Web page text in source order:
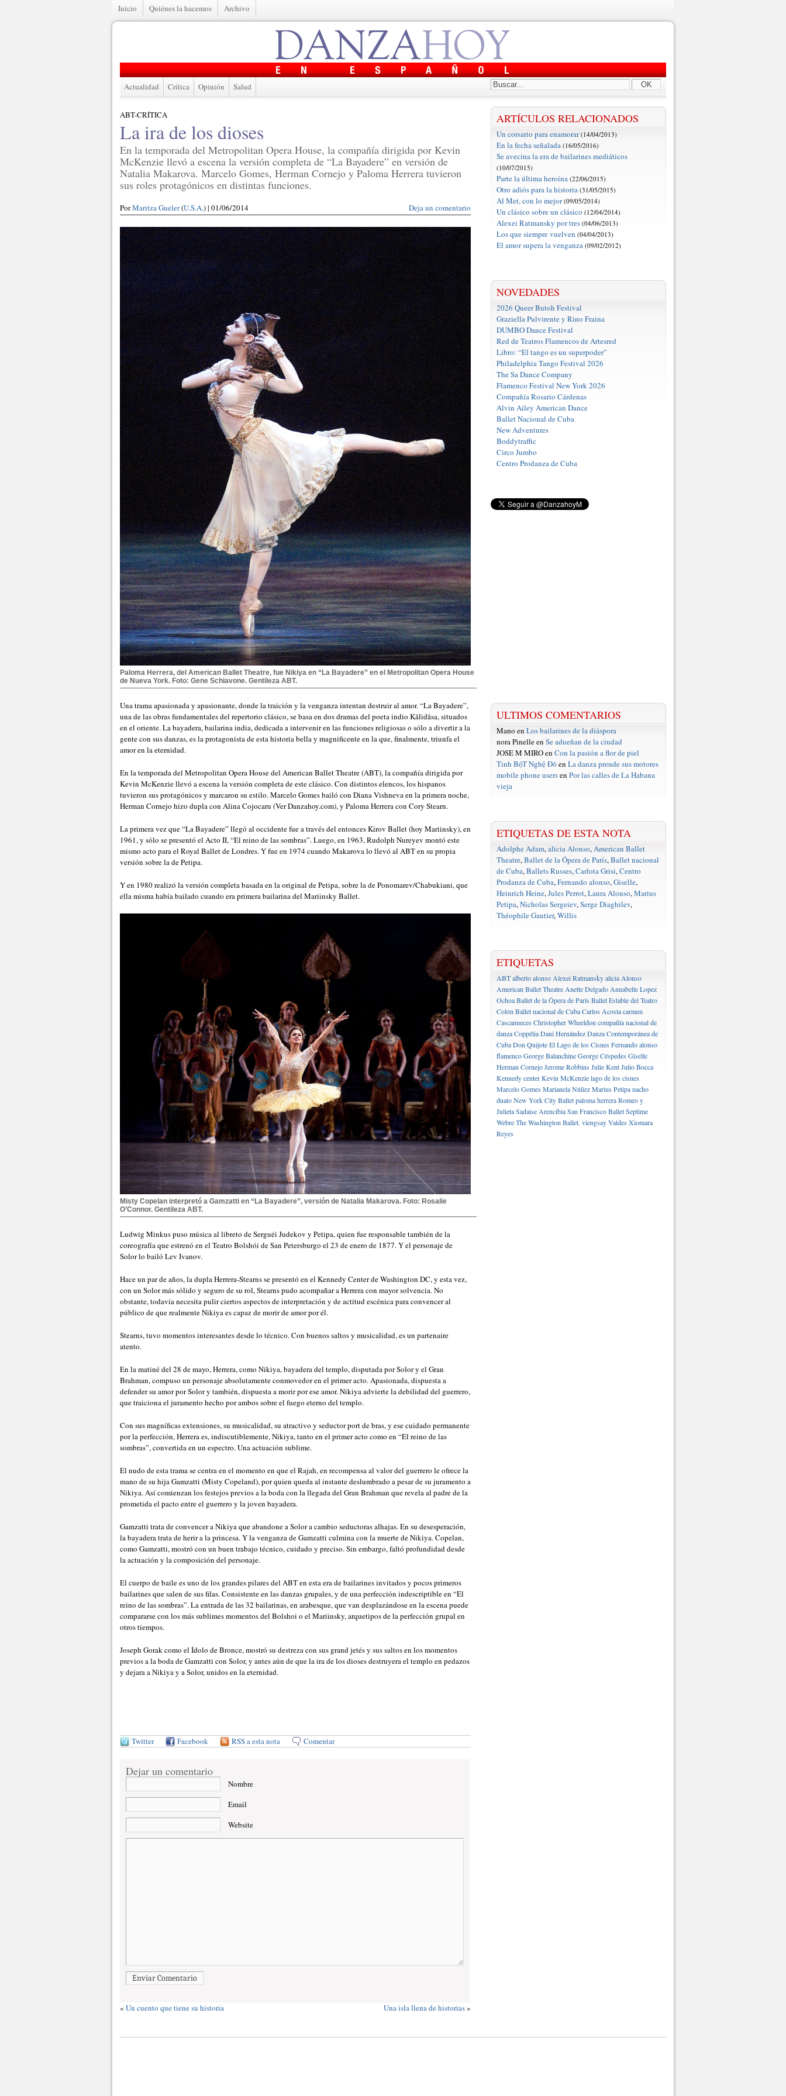
Inicio Quiénes la hacemos Archivo
OK
Actualidad Crítica Opinión Salud
ABT-CRÍTICA
La ira de los dioses
En la temporada del Metropolitan Opera House, la compañía dirigida por Kevin
McKenzie llevó a escena la versión completa de “La Bayadere” en versión de
Natalia Makarova. Marcelo Gomes, Herman Cornejo y Paloma Herrera tuvieron
sus roles protagónicos en distintas funciones.
Deja un comentario
PorMaritza Gueler(U.S.A.) | 01/06/2014
Paloma Herrera, del American Ballet Theatre, fue Nikiya en “La Bayadere” en el Metropolitan Opera House
de Nueva York. Foto: Gene Schiavone. Gentileza ABT.
Una trama apasionada y apasionante, donde la traición y la venganza intentan destruir al amor. “La Bayadere”,
una de las obras fundamentales del repertorio clásico, se basa en dos dramas del poeta indio Kālidāsa, situados
en el oriente. La bayadera, bailarina india, dedicada a intervenir en las funciones religiosas o sólo a divertir a la
gente con sus danzas, es la protagonista de esta historia bella y magnificente en la que, finalmente, triunfa el
amor en la eternidad.
En la temporada del Metropolitan Opera House del American Ballet Theatre (ABT), la compañía dirigida por
Kevin McKenzie llevó a escena la versión completa de este clásico. Con distintos elencos, los hispanos
tuvieron sus protagónicos y marcaron su estilo. Marcelo Gomes bailó con Diana Vishneva en la primera noche,
Herman Cornejo hizo dupla con Alina Cojocaru (Ver Danzahoy.com), y Paloma Herrera con Cory Stearn.
La primera vez que “La Bayadere” llegó al occidente fue a través del entonces Kirov Ballet (hoy Mariinsky), en
1961, y sólo se presentó el Acto II, “El reino de las sombras”. Luego, en 1963, Rudolph Nureyev montó este
mismo acto para el Royal Ballet de Londres. Y fue en 1974 cuando Makarova lo llevó al ABT en su propia
versión sobre la de Petipa.
Y en 1980 realizó la versión completa basada en la original de Petipa, sobre la de Ponomarev/Chabukiani, que
ella misma había bailado cuando era primera bailarina del Mariinsky Ballet.
Misty Copelan interpretó a Gamzatti en “La Bayadere”, versión de Natalia Makarova. Foto: Rosalie
O’Connor. Gentileza ABT.
Ludwig Minkus puso música al libreto de Serguéi Judekov y Petipa, quien fue responsable también de la
coreografía que estrenó en el Teatro Bolshói de San Petersburgo el 23 de enero de 1877. Y el personaje de
Solor lo bailó Lev Ivanov.
Hace un par de años, la dupla Herrera-Stearns se presentó en el Kennedy Center de Washington DC, y esta vez,
con un Solor más sólido y seguro de su rol, Stearns pudo acompañar a Herrera con mayor solvencia. No
obstante, todavía necesita pulir ciertos aspectos de interpretación y de actitud escénica para convencer al
público de que realmente Nikiya es capaz de morir de amor por él.
Stearns, tuvo momentos interesantes desde lo técnico. Con buenos saltos y musicalidad, es un partenaire
atento.
En la matiné del 28 de mayo, Herrera, como Nikiya, bayadera del templo, disputada por Solor y el Gran
Brahman, compuso un personaje absolutamente conmovedor en el primer acto. Apasionada, dispuesta a
defender su amor por Solor y también, dispuesta a morir por ese amor. Nikiya advierte la debilidad del guerrero,
que traiciona el juramento hecho por ambos sobre el fuego eterno del templo.
Con sus magníficas extensiones, su musicalidad, su atractivo y seductor port de bras, y ese cuidado permanente
por la perfección, Herrera es, indiscutiblemente, Nikiya, tanto en el primer acto como en “El reino de las
sombras”, convertida en un espectro. Una actuación sublime.
El nudo de esta trama se centra en el momento en que el Rajah, en recompensa al valor del guerrero le ofrece la
mano de su hija Gamzatti (Misty Copeland), por quien queda al instante deslumbrado a pesar de su juramento a
Nikiya. Así comienzan los festejos previos a la boda con la llegada del Gran Brahman que revela al padre de la
prometida el pacto entre el guerrero y la joven bayadera.
Gamzatti trata de convencer a Nikiya que abandone a Solor a cambio seductoras alhajas. En su desesperación,
la bayadera trata de herir a la princesa. Y la venganza de Gamzatti culmina con la muerte de Nikiya. Copelan,
como Gamzatti, mostró con un buen trabajo técnico, cuidado y preciso. Sin embargo, faltó profundidad desde
la actuación y la composición del personaje.
El cuerpo de baile es uno de los grandes pilares del ABT en esta era de bailarines invitados y pocos primeros
bailarines que salen de sus filas. Consistente en las danzas grupales, y de una perfección indescriptible en “El
reino de las sombras”. La entrada de las 32 bailarinas, en arabesque, que van desplazándose en la escena puede
compararse con los más sublimes momentos del Bolshoi o el Mariinsky, arquetipos de la perfección grupal en
otros tiempos.
Joseph Gorak como el Ídolo de Bronce, mostró su destreza con sus grand jetés y sus saltos en los momentos
previos a la boda de Gamzatti con Solor, y antes aún de que la ira de los dioses destruyera el templo en pedazos
y dejara a Nikiya y a Solor, unidos en la eternidad.
Twitter Facebook RSS a esta nota Comentar
Dejar un comentario
Nombre
Email
Website
Enviar Comentario
« Un cuento que tiene su historia Una isla llena de historias»
ARTÍCULOS RELACIONADOS
Un corsario para enamorar(14/04/2013)
En la fecha señalada (16/05/2016)
Se avecina la era de bailarines mediáticos
(10/07/2015)
Parte la última heroína (22/06/2015)
Otro adiós para la historia (31/05/2015)
Al Met, con lo mejor(09/05/2014)
Un clásico sobre un clásico (12/04/2014)
Alexei Ratmansky por tres (04/06/2013)
Los que siempre vuelven (04/04/2013)
El amor supera la venganza (09/02/2012)
NOVEDADES
2026 Queer Butoh Festival
Graziella Pulvirente y Rino Fraina
DUMBO Dance Festival
Red de Teatros Flamencos de Artesred
Libro: “El tango es un superpoder”
Philadelphia Tango Festival 2026
The Sa Dance Company
Flamenco Festival New York 2026
Compañía Rosario Cárdenas
Alvin Ailey American Dance
Ballet Nacional de Cuba
New Adventures
Boddytraffic
Circo Jumbo
Centro Prodanza de Cuba
ULTIMOS COMENTARIOS
Mano en Los bailarines de la diáspora
nora Pinelle en Se adueñan de la ciudad
JOSE M MIRO en Con la pasión a flor de piel
Tinh BộT Nghệ Đỏ en La danza prende sus motores
mobile phone usersen Por las calles de La Habana
vieja
ETIQUETAS DE ESTA NOTA
Adolphe Adam,alicia Alonso,American Ballet
Theatre,Ballet de la Ópera de París,Ballet nacional
de Cuba,Ballets Russes,Carlota Grisi,Centro
Prodanza de Cuba,Fernando alonso,Giselle,
Heinrich Heine,Jules Perrot,Laura Alonso,Marius
Petipa,Nicholas Sergeiev,Serge Diaghilev,
Théophile Gautier,Willis
ETIQUETAS
ABTalberto alonso Alexei Ratmanskyalicia Alonso
American Ballet Theatre Anette Delgado Annabelle Lopez
OchoaBallet de la Ópera de ParísBallet Estable del Teatro
Colón Ballet nacional de CubaCarlos Acostacarmen
CascanuecesChristopher Wheeldon compañía nacional de
danzaCoppéliaDani HernándezDanza Contemporánea de
CubaDon QuijoteEl Lago de los CisnesFernando alonso
flamencoGeorge BalanchineGeorge CéspedesGiselle
Herman CornejoJerome RobbinsJulie KentJulio Bocca
Kennedy centerKevin McKenzielago de los cisnes
Marcelo GomesMarianela NúñezMarius Petipanacho
duatoNew York City Balletpaloma herreraRomeo y
JulietaSadaise ArencibiaSan Francisco BalletSeptime
WebreThe Washington Ballet. viengsay ValdesXiomara
Reyes